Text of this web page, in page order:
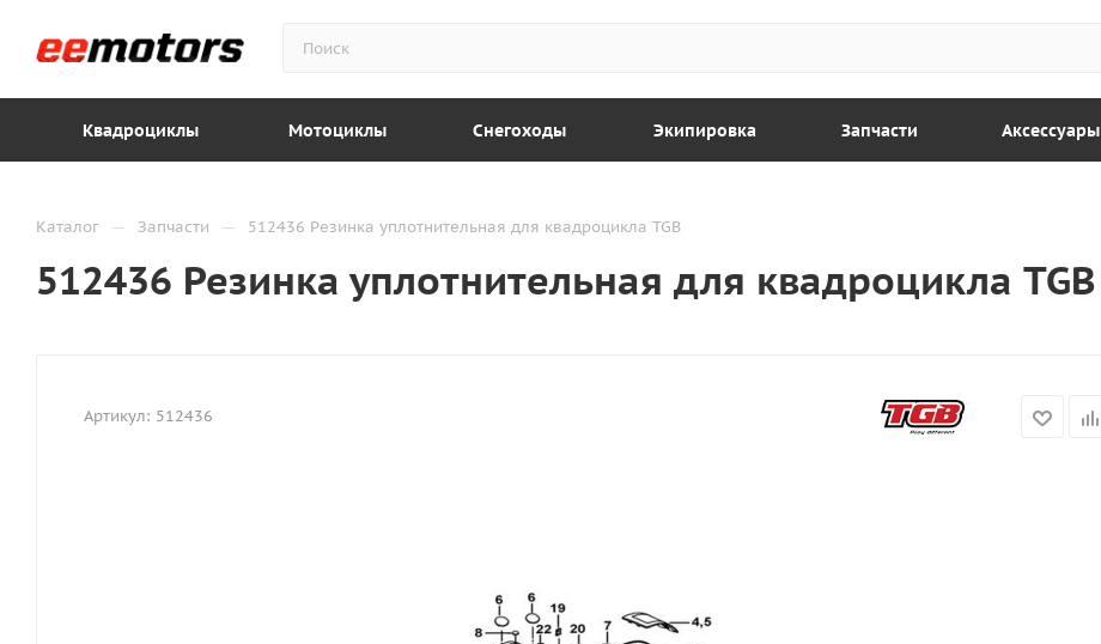
Квадроциклы Мотоциклы Снегоходы Экипировка Запчасти Аксессуары
Каталог — Запчасти — 512436 Резинка уплотнительная для квадроцикла TGB
512436 Резинка уплотнительная для квадроцикла TGB
Артикул: 512436